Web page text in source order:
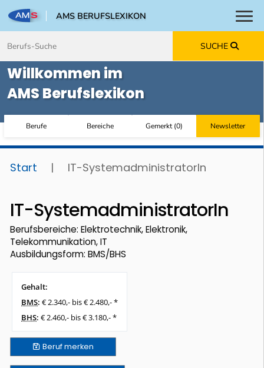
AMS BERUFSLEXIKON
SUCHE
Willkommen im
AMS Berufslexikon
Berufe Bereiche Gemerkt(0) Newsletter
Start | IT-SystemadministratorIn
IT-SystemadministratorIn
Berufsbereiche: Elektrotechnik, Elektronik,
Telekommunikation, IT
Ausbildungsform: BMS/BHS
Gehalt:
BMS: € 2.340,- bis € 2.480,- *
BHS: € 2.460,- bis € 3.180,- *
Berufmerken